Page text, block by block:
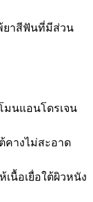
ยาสีฟันที่มีส่วน
มนแอนโดรเจน
คางไม่สะอาด
เนื้อเยื่อใต้ผิวหนัง